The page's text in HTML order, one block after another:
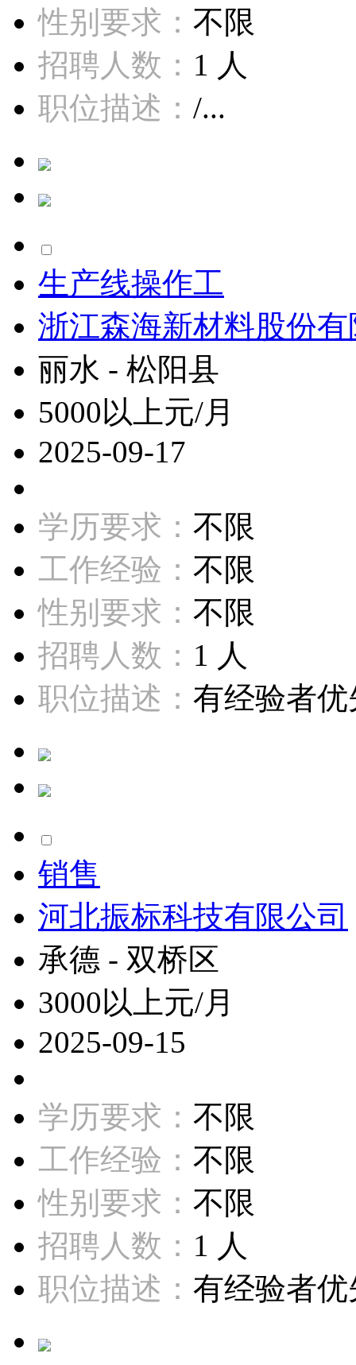
性别要求： 不限
招聘人数： 1 人
职位描述： /...
生产线操作工
浙江森海新材料股份
丽水 - 松阳县
5000以上元/月
2025-09-17
学历要求： 不限
工作经验： 不限
性别要求： 不限
招聘人数： 1 人
职位描述： 有经验者优
销售
河北振标科技有限公司
承德 - 双桥区
3000以上元/月
2025-09-15
学历要求： 不限
工作经验： 不限
性别要求： 不限
招聘人数： 1 人
职位描述： 有经验者优